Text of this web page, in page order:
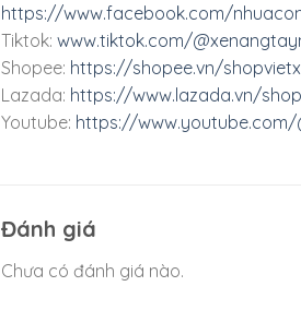
https://www.facebook.com/
Tiktok: www.tiktok.com/
Shopee: https://shopee.vn/
Lazada: https://www.lazada.vn/
Youtube: https://www.youtube.com/
Đánh giá
Chưa có đánh giá nào.